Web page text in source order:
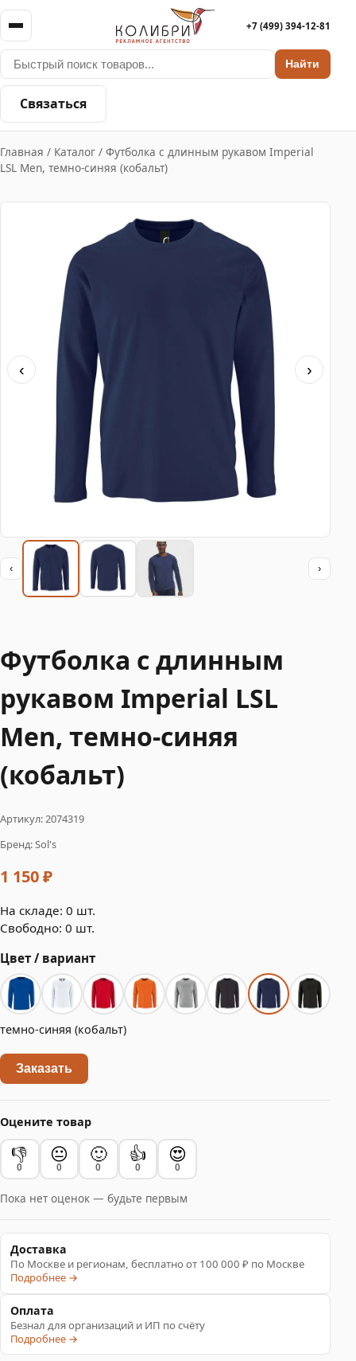
Найти
+7 (499) 394-12-81
Связаться
Главная / Каталог / Футболка с длинным рукавом Imperial
LSL Men, темно-синяя (кобальт)
‹ ›
‹ ›
Футболка с длинным
рукавом Imperial LSL
Men, темно-синяя
(кобальт)
Артикул: 2074319
Бренд: Sol's
1 150 ₽
На складе: 0 шт.
Свободно: 0 шт.
Цвет / вариант
темно-синяя (кобальт)
Заказать
Оцените товар
👎
0
😐
0
🙂
0
👍
0
😍
0
Пока нет оценок — будьте первым
Доставка
По Москве и регионам, бесплатно от 100 000 ₽ по Москве
Подробнее →
Оплата
Безнал для организаций и ИП по счёту
Подробнее →